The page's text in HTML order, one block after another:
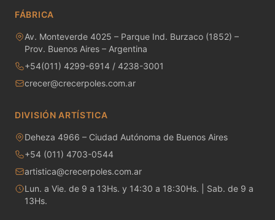
MAYCO SPECIALTY GLAZES
MAYCO SPECKLED STROKE & COAT
MAYCO STONEWARE GLAZES
MAYCO STROKE & COAT
Minerales
FÁBRICA
Av. Monteverde 4025 – Parque Ind. Burzaco (1852) –
Prov. Buenos Aires – Argentina
+54(011) 4299-6914 / 4238-3001
crecer@crecerpoles.com.ar
DIVISIÓN ARTÍSTICA
Deheza 4966 – Ciudad Autónoma de Buenos Aires
+54 (011) 4703-0544
artistica@crecerpoles.com.ar
Lun. a Vie. de 9 a 13Hs. y 14:30 a 18:30Hs. | Sab. de 9 a
13Hs.